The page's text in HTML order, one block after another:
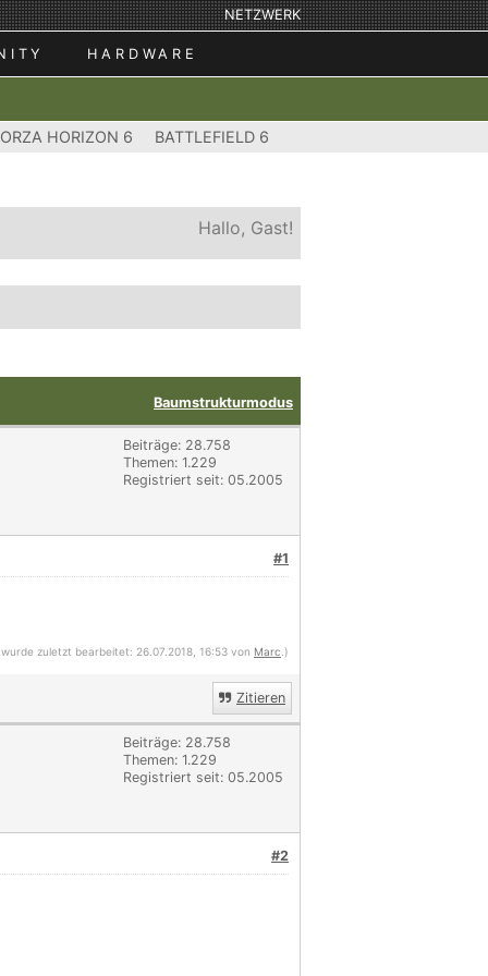
NETZWERK
HARDWARE
HORIZON 6 BATTLEFIELD 6
Hallo, Gast!
Baumstrukturmodus
Beiträge: 28.758
Themen: 1.229
Registriert seit: 05.2005
#1
zuletzt bearbeitet: 26.07.2018, 16:53 von Marc .)
Zitieren
Beiträge: 28.758
Themen: 1.229
Registriert seit: 05.2005
#2